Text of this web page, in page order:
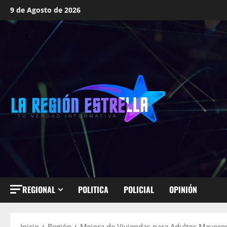
Saltar
al
9 de Agosto de 2026
REGIONAL POLITICA POLICIAL OPINIÓN